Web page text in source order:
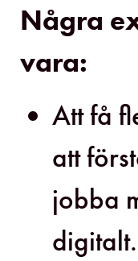
Några
vara:
Att få
att
jobba
digitalt.